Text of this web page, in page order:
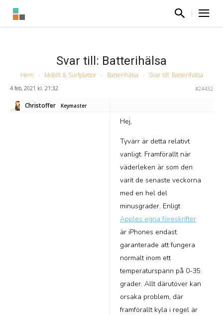
Svar till: Batterihälsa
Hem › Mobilt & Surfplattor › Batterihälsa › Svar till: Batterihälsa
4 feb, 2021 kl. 21:32 #24432
Christoffer Keymaster
Hej,
Tyvärr är detta relativt
vanligt. Framförallt när
väderleken är som den
varit de senaste veckorna
med en hel del
minusgrader. Enligt
Apples egna föreskrifter
är iPhones endast
garanterade att fungera
normalt inom ett
temperaturspann på 0-35
grader. Allt därutöver kan
orsaka problem, där
framförallt kyla i regel är